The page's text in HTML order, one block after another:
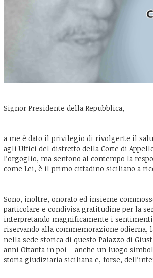
Signor Presidente della Repubblica,
a me è dato il privilegio di rivolgerLe il
agli Uffici del distretto della Corte di
l’orgoglio, ma sentono al contempo la
come Lei, è il primo cittadino siciliano a
Sono, inoltre, onorato ed insieme
particolare e condivisa gratitudine per la
interpretando magnificamente i
riservando alla commemorazione odierna,
nella sede storica di questo Palazzo di
anni Ottanta in poi – anche un luogo
storia giudiziaria siciliana e, forse,